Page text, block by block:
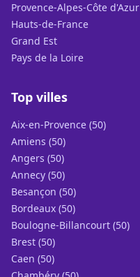
Provence-Alpes-Côte d'Azur
Hauts-de-France
Grand Est
Pays de la Loire
Top villes
Aix-en-Provence (50)
Amiens (50)
Angers (50)
Annecy (50)
Besançon (50)
Bordeaux (50)
Boulogne-Billancourt (50)
Brest (50)
Caen (50)